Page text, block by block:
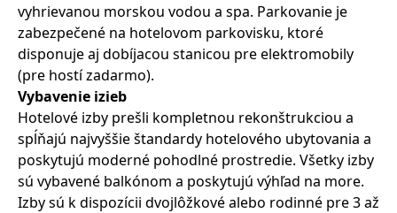
vyhrievanou morskou vodou a spa. Parkovanie je
zabezpečené na hotelovom parkovisku, ktoré
disponuje aj dobíjacou stanicou pre elektromobily
(pre hostí zadarmo).
Vybavenie izieb
Hotelové izby prešli kompletnou rekonštrukciou a
spĺňajú najvyššie štandardy hotelového ubytovania a
poskytujú moderné pohodlné prostredie. Všetky izby
sú vybavené balkónom a poskytujú výhľad na more.
Izby sú k dispozícii dvojlôžkové alebo rodinné pre 3 až